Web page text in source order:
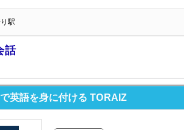
駅
話
英語を身に付ける TORAIZ